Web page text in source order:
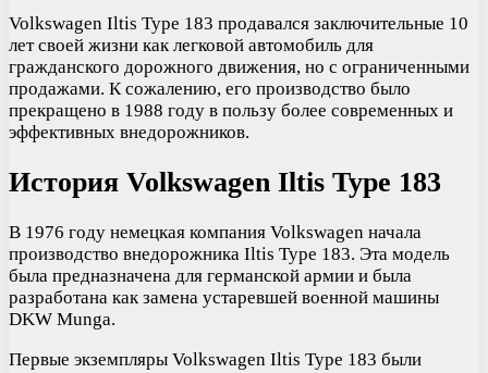
Volkswagen Iltis Type 183 продавался заключительные 10
лет своей жизни как легковой автомобиль для
гражданского дорожного движения, но с ограниченными
продажами. К сожалению, его производство было
прекращено в 1988 году в пользу более современных и
эффективных внедорожников.
История Volkswagen Iltis Type 183
В 1976 году немецкая компания Volkswagen начала
производство внедорожника Iltis Type 183. Эта модель
была предназначена для германской армии и была
разработана как замена устаревшей военной машины
DKW Munga.
Первые экземпляры Volkswagen Iltis Type 183 были